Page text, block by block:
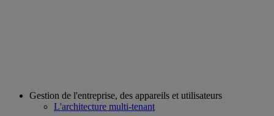
Gestion de l'entreprise, des appareils et utilisateurs
L'architecture multi-tenant